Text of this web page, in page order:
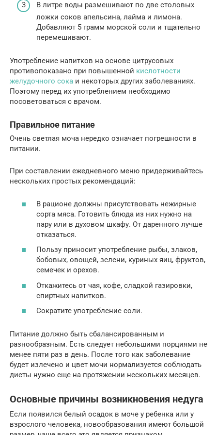
В литре воды размешивают по две столовых
ложки соков апельсина, лайма и лимона.
Добавляют 5 грамм морской соли и тщательно
перемешивают.
Употребление напитков на основе цитрусовых
противопоказано при повышенной кислотности
желудочного сока и некоторых других заболеваниях.
Поэтому перед их употреблением необходимо
посоветоваться с врачом.
Правильное питание
Очень светлая моча нередко означает погрешности в
питании.
При составлении ежедневного меню придерживайтесь
нескольких простых рекомендаций:
В рационе должны присутствовать нежирные
сорта мяса. Готовить блюда из них нужно на
пару или в духовом шкафу. От даренного лучше
отказаться.
Пользу приносит употребление рыбы, злаков,
бобовых, овощей, зелени, куриных яиц, фруктов,
семечек и орехов.
Откажитесь от чая, кофе, сладкой газировки,
спиртных напитков.
Сократите употребление соли.
Питание должно быть сбалансированным и
разнообразным. Есть следует небольшими порциями не
менее пяти раз в день. После того как заболевание
будет излечено и цвет мочи нормализуется соблюдать
диеты нужно еще на протяжении нескольких месяцев.
Основные причины возникновения недуга
Если появился белый осадок в моче у ребенка или у
взрослого человека, новообразования имеют большой